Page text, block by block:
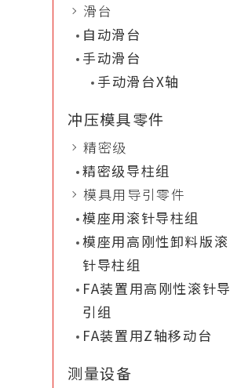
滑台
自动滑台
手动滑台
手动滑台X轴
冲压模具零件
精密级
精密级导柱组
模具用导引零件
模座用滚针导柱组
模座用高刚性卸料版滚
针导柱组
FA装置用高刚性滚针导
引组
FA装置用Z轴移动台
测量设备